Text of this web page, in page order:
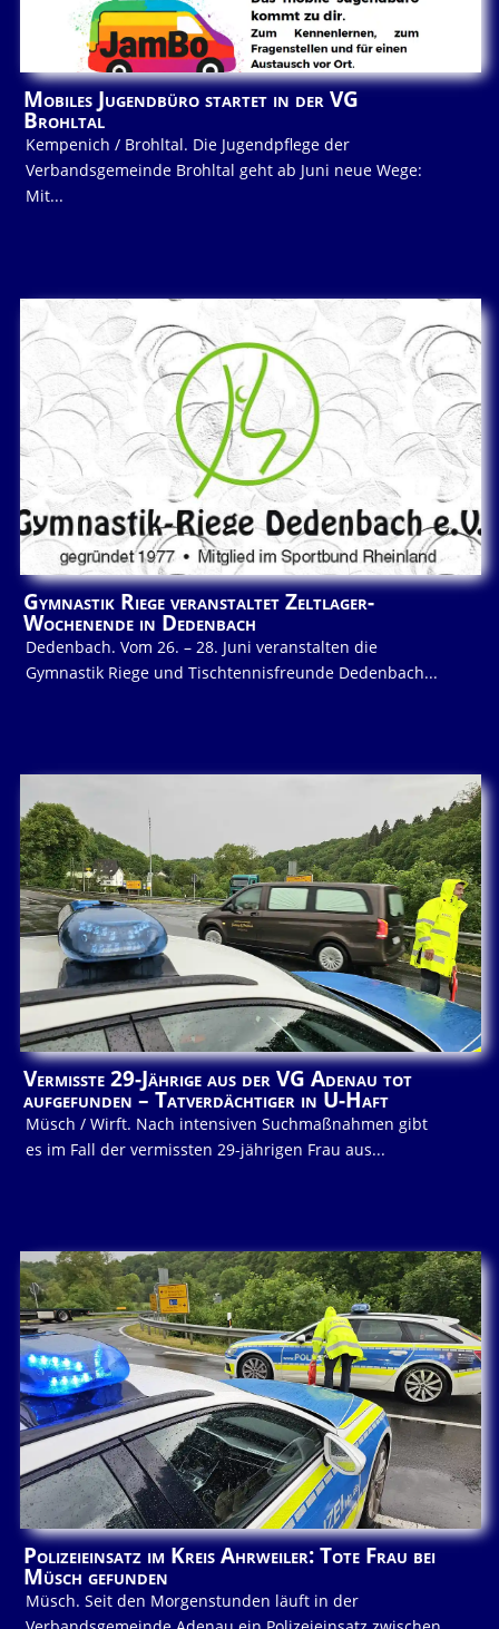
Mobiles Jugendbüro startet in der VG
Brohltal
Kempenich / Brohltal. Die Jugendpflege der
Verbandsgemeinde Brohltal geht ab Juni neue Wege:
Mit...
Gymnastik Riege veranstaltet Zeltlager-
Wochenende in Dedenbach
Dedenbach. Vom 26. – 28. Juni veranstalten die
Gymnastik Riege und Tischtennisfreunde Dedenbach...
Vermisste 29-Jährige aus der VG Adenau tot
aufgefunden – Tatverdächtiger in U-Haft
Müsch / Wirft. Nach intensiven Suchmaßnahmen gibt
es im Fall der vermissten 29-jährigen Frau aus...
Polizeieinsatz im Kreis Ahrweiler: Tote Frau bei
Müsch gefunden
Müsch. Seit den Morgenstunden läuft in der